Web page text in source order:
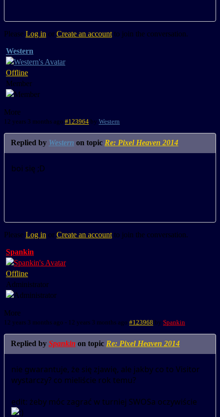
Please Log in or Create an account to join the conversation.
Western
Offline
Member
More
12 years 3 months ago #123964 by Western
Replied by Western on topic Re: Pixel Heaven 2014
boi się ;D
Please Log in or Create an account to join the conversation.
Spankin
Offline
Administrator
More
12 years 3 months ago - 12 years 3 months ago #123968 by Spankin
Replied by Spankin on topic Re: Pixel Heaven 2014
nie gwarantuje, że się zjawię, ale jakby co to Visitor
wystarczy? co mieliście rok temu?
edit: żeby móc zagrać w turniej SWOSa oczywiście